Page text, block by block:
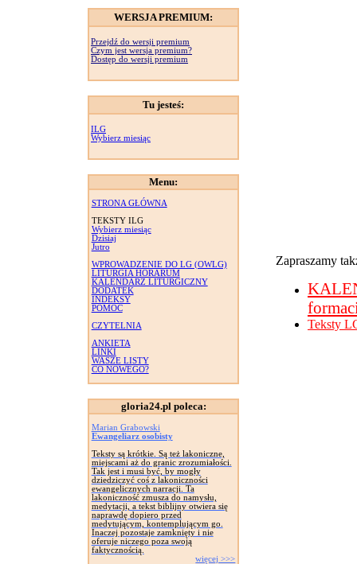
WERSJA PREMIUM:
Przejdź do wersji premium
Czym jest wersja premium?
Dostęp do wersji premium
Tu jesteś:
ILG
Wybierz miesiąc
Menu:
STRONA GŁÓWNA
TEKSTY ILG
Wybierz miesiąc
Dzisiaj
Jutro
WPROWADZENIE DO LG (OWLG)
LITURGIA HORARUM
KALENDARZ LITURGICZNY
DODATEK
INDEKSY
POMOC
CZYTELNIA
ANKIETA
LINKI
WASZE LISTY
CO NOWEGO?
gloria24.pl poleca:
Marian Grabowski
Ewangeliarz osobisty
Teksty są krótkie. Są też lakoniczne,
miejscami aż do granic zrozumiałości.
Tak jest i musi być, by mogły
dziedziczyć coś z lakoniczności
ewangelicznych narracji. Ta
lakoniczność zmusza do namysłu,
medytacji, a tekst biblijny otwiera się
naprawdę dopiero przed
medytującym, kontemplującym go.
Inaczej pozostaje zamknięty i nie
oferuje niczego poza swoją
faktycznością.
więcej >>>
Zapraszamy
Teksty